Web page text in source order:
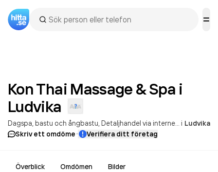
Kon Thai Massage & Spa i
Ludvika
Dagspa, bastu och ångbastu Detaljhandel via internet eller postorder med kläder i Ludvika
Skriv ett omdöme· Verifiera ditt företag
Överblick Omdömen Bilder